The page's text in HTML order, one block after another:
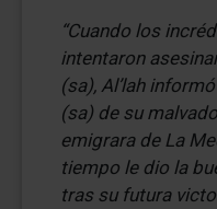
“Cuando los
intentaron
(sa), Al’lah
(sa) de su
emigrara de La
tiempo le dio la
tras su futura